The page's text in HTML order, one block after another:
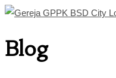
Skip
content
Blog